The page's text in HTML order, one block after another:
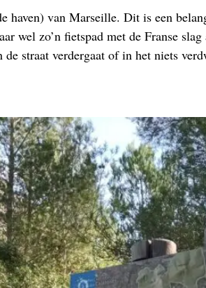
haven) van Marseille. Dit is een
wel zo’n fietspad met de Franse
de straat verdergaat of in het niets